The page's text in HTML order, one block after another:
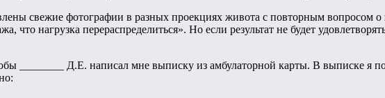
свежие фотографии в разных проекциях живота с повторным вопросом
что нагрузка перераспределиться». Но если результат не будет
________ Д.Е. написал мне выписку из амбулаторной карты. В выписке я